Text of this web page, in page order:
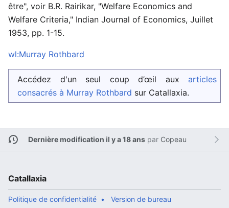
être", voir B.R. Rairikar, "Welfare Economics and
Welfare Criteria," Indian Journal of Economics, Juillet
1953, pp. 1-15.
wl:Murray Rothbard
Accédez d'un seul coup d’œil aux articles
consacrés à Murray Rothbard sur Catallaxia.
Dernière modification il y a 18 anspar Copeau
Catallaxia
Politique de confidentialité Version de bureau